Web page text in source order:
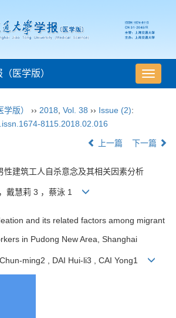
导
航
医学版）
版） ›› 2018 Vol. 38 ›› Issue (2):
8115.2018.02.016
上一篇 下一篇
性建筑工人自杀意念及其相关因素分析
戴慧莉 3 ，蔡泳 1
and its related factors among migrant
in Pudong New Area, Shanghai
ming2 , DAI Hui-li3 , CAI Yong1